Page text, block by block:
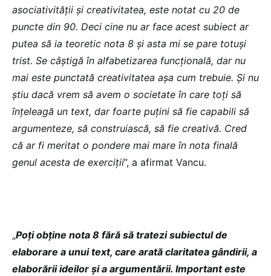
asociativității și creativitatea, este notat cu 20 de
puncte din 90. Deci cine nu ar face acest subiect ar
putea să ia teoretic nota 8 și asta mi se pare totuși
trist. Se câștigă în alfabetizarea funcțională, dar nu
mai este punctată creativitatea așa cum trebuie. Și nu
știu dacă vrem să avem o societate în care toți să
înțeleagă un text, dar foarte puțini să fie capabili să
argumenteze, să construiască, să fie creativă. Cred
că ar fi meritat o pondere mai mare în nota finală
genul acesta de exerciții”, a afirmat Vancu.
„Poți obține nota 8 fără să tratezi subiectul de
elaborare a unui text, care arată claritatea gândirii, a
elaborării ideilor și a argumentării. Important este